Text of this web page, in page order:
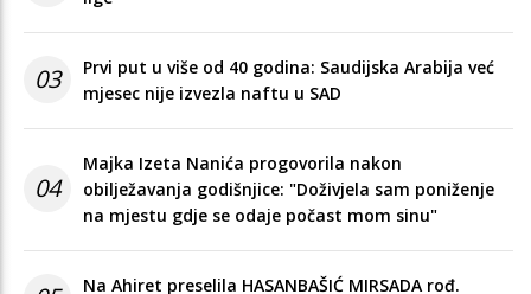
03
Prvi put u više od 40 godina: Saudijska Arabija već
mjesec nije izvezla naftu u SAD
04
Majka Izeta Nanića progovorila nakon
obilježavanja godišnjice: "Doživjela sam poniženje
na mjestu gdje se odaje počast mom sinu"
Na Ahiret preselila HASANBAŠIĆ MIRSADA rođ.